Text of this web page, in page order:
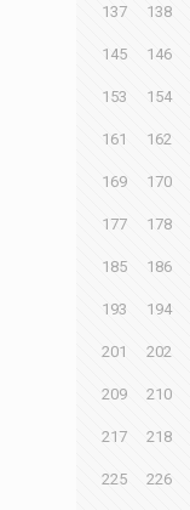
137 138
145 146
153 154
161 162
169 170
177 178
185 186
193 194
201 202
209 210
217 218
225 226